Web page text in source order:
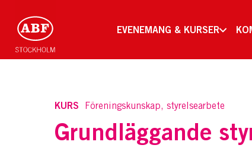
EVENEMANG & KURSER
KURS Föreningskunskap, styrelsearbete
Grundläggande